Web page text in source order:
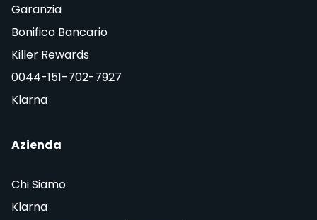
Garanzia
Bonifico Bancario
Killer Rewards
0044-151-702-7927
Klarna
Azienda
Chi Siamo
Klarna